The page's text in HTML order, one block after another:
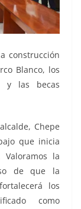
construcción
Blanco, los
y las becas
Chepe
que inicia
la
de que la
los
como